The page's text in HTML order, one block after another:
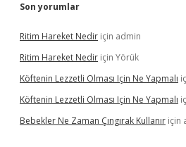
Son yorumlar
Ritim Hareket Nedir için admin
Ritim Hareket Nedir için Yörük
Köftenin Lezzetli Olması Için Ne Yapmalı
Köftenin Lezzetli Olması Için Ne Yapmalı
Bebekler Ne Zaman Çıngırak Kullanır için